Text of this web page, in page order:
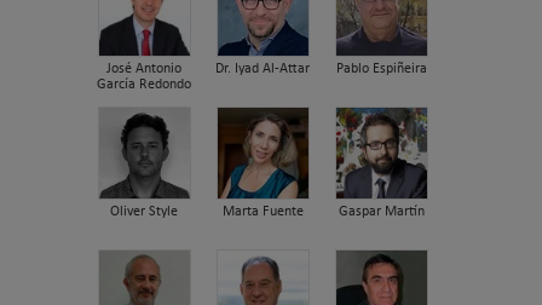
José Antonio
García Redondo
Dr. Iyad Al-Attar Pablo Espiñeira
Oliver Style Marta Fuente Gaspar Martín